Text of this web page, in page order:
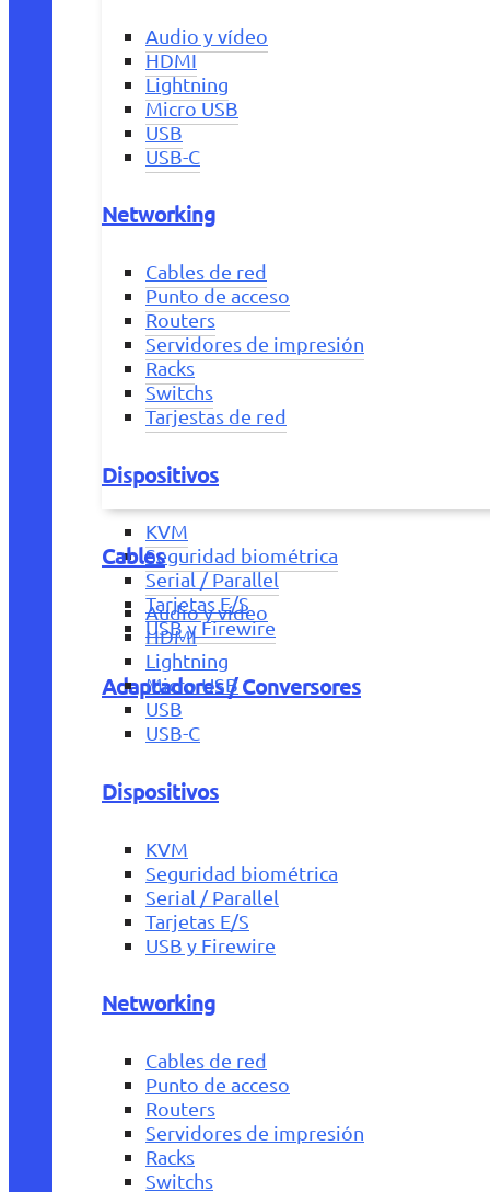
Audio y vídeo
HDMI
Lightning
Micro USB
USB
USB-C
Networking
Cables de red
Punto de acceso
Routers
Servidores de impresión
Racks
Switchs
Tarjestas de red
Dispositivos
KVM
Seguridad biométrica
Serial / Parallel
Tarjetas E/S
USB y Firewire
Adaptadores / Conversores
Cables
Audio y vídeo
HDMI
Lightning
Micro USB
USB
USB-C
Dispositivos
KVM
Seguridad biométrica
Serial / Parallel
Tarjetas E/S
USB y Firewire
Networking
Cables de red
Punto de acceso
Routers
Servidores de impresión
Racks
Switchs